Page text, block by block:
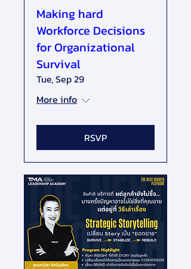
Making hard
Workforce Decisions
for Organizational
Survival
Tue, Sep 29
More info
RSVP